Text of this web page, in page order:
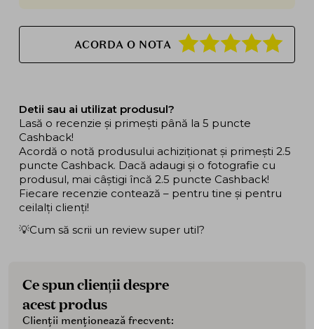
ACORDA O NOTA
Detii sau ai utilizat produsul?
Lasă o recenzie și primești până la 5 puncte
Cashback!
Acordă o notă produsului achiziționat și primești 2.5
puncte Cashback. Dacă adaugi și o fotografie cu
produsul, mai câștigi încă 2.5 puncte Cashback!
Fiecare recenzie contează – pentru tine și pentru
ceilalți clienți!
💡Cum să scrii un review super util?
Ce spun clienții despre
acest produs
Clienții menționează frecvent: